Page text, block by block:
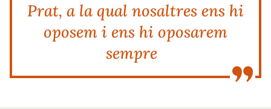
Prat, a la qual nosaltres ens hi
oposem i ens hi oposarem
sempre